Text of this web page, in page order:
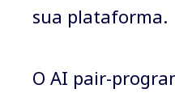
sua plataforma.
O AI pair-